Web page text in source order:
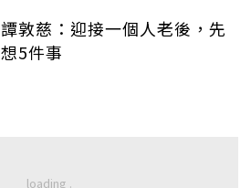
譚敦慈：迎接一個人老後，先
想5件事